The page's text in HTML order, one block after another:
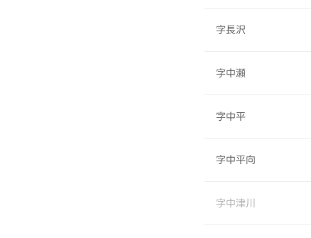
字長沢
字中瀬
字中平
字中平向
字中津川